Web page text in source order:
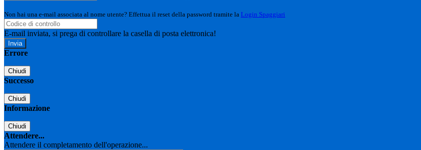
Non hai una e-mail associata al nome utente? Effettua il reset della password tramite la Login Spaggiari
E-mail inviata, si prega di controllare la casella di posta elettronica!
Errore
Chiudi
Successo
Chiudi
Informazione
Chiudi
Attendere...
Attendere il completamento dell'operazione...